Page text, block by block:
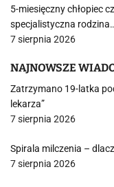
5-miesięczny chłopiec
specjalistyczna
7 sierpnia 2026
NAJNOWSZE
Zatrzymano 19-latka
lekarza”
7 sierpnia 2026
Spirala milczenia –
7 sierpnia 2026